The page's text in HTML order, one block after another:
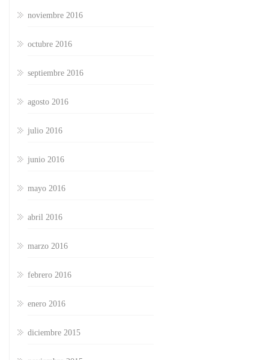
noviembre 2016
octubre 2016
septiembre 2016
agosto 2016
julio 2016
junio 2016
mayo 2016
abril 2016
marzo 2016
febrero 2016
enero 2016
diciembre 2015